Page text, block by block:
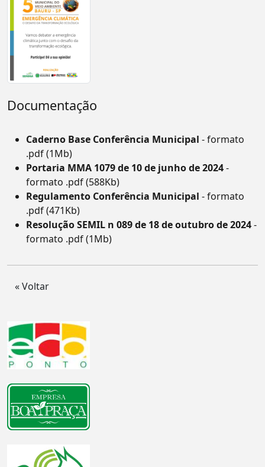
Documentação
Caderno Base Conferência Municipal - formato
.pdf (1Mb)
Portaria MMA 1079 de 10 de junho de 2024-
formato .pdf (588Kb)
Regulamento Conferência Municipal - formato
.pdf (471Kb)
Resolução SEMIL n 089 de 18 de outubro de 2024-
formato .pdf (1Mb)
« Voltar